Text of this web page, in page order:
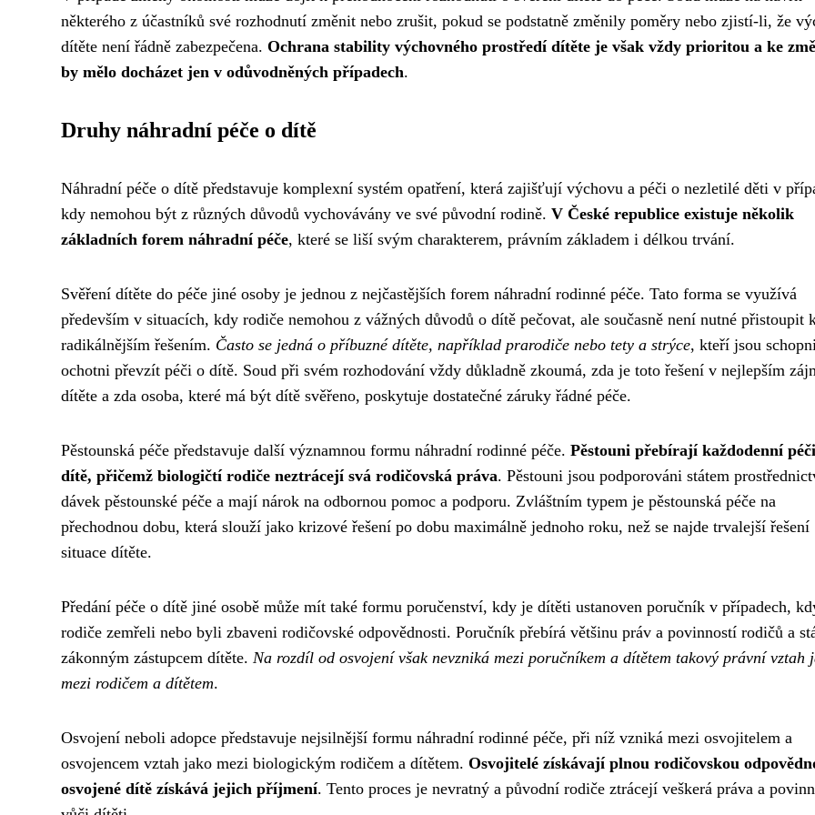
některého z účastníků své rozhodnutí změnit nebo zrušit, pokud se podstatně změnily poměry nebo zjistí-li, že
dítěte není řádně zabezpečena. Ochrana stability výchovného prostředí dítěte je však vždy prioritou a ke
by mělo docházet jen v odůvodněných případech.
Druhy náhradní péče o dítě
Náhradní péče o dítě představuje komplexní systém opatření, která zajišťují výchovu a péči o nezletilé děti v
kdy nemohou být z různých důvodů vychovávány ve své původní rodině. V České republice existuje několik
základních forem náhradní péče, které se liší svým charakterem, právním základem i délkou trvání.
Svěření dítěte do péče jiné osoby je jednou z nejčastějších forem náhradní rodinné péče. Tato forma se využívá
především v situacích, kdy rodiče nemohou z vážných důvodů o dítě pečovat, ale současně není nutné přistoupit
radikálnějším řešením. Často se jedná o příbuzné dítěte, například prarodiče nebo tety a strýce, kteří jsou
ochotni převzít péči o dítě. Soud při svém rozhodování vždy důkladně zkoumá, zda je toto řešení v nejlepším
dítěte a zda osoba, které má být dítě svěřeno, poskytuje dostatečné záruky řádné péče.
Pěstounská péče představuje další významnou formu náhradní rodinné péče. Pěstouni přebírají každodenní
dítě, přičemž biologičtí rodiče neztrácejí svá rodičovská práva. Pěstouni jsou podporováni státem
dávek pěstounské péče a mají nárok na odbornou pomoc a podporu. Zvláštním typem je pěstounská péče na
přechodnou dobu, která slouží jako krizové řešení po dobu maximálně jednoho roku, než se najde trvalejší řešení
situace dítěte.
Předání péče o dítě jiné osobě může mít také formu poručenství, kdy je dítěti ustanoven poručník v případech,
rodiče zemřeli nebo byli zbaveni rodičovské odpovědnosti. Poručník přebírá většinu práv a povinností rodičů a
zákonným zástupcem dítěte. Na rozdíl od osvojení však nevzniká mezi poručníkem a dítětem takový právní vztah
mezi rodičem a dítětem.
Osvojení neboli adopce představuje nejsilnější formu náhradní rodinné péče, při níž vzniká mezi osvojitelem a
osvojencem vztah jako mezi biologickým rodičem a dítětem. Osvojitelé získávají plnou rodičovskou
osvojené dítě získává jejich příjmení. Tento proces je nevratný a původní rodiče ztrácejí veškerá práva a